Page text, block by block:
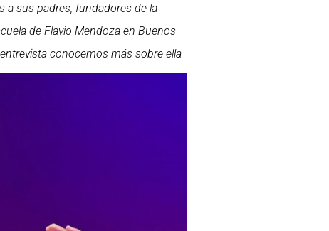
a sus padres, fundadores de la
de Flavio Mendoza en Buenos
conocemos más sobre ella